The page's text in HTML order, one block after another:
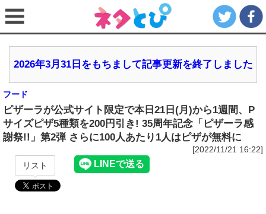
2026年3月31日をもちまして記事更新を終了しました
フード
ピザーラが公式サイト限定で本日21日(月)から1週間、P
サイズピザ5種類を200円引き! 35周年記念「ピザーラ感
謝祭!!」第2弾 さらに100人あたり1人はピザが無料に
[2022/11/21 16:22]
リスト